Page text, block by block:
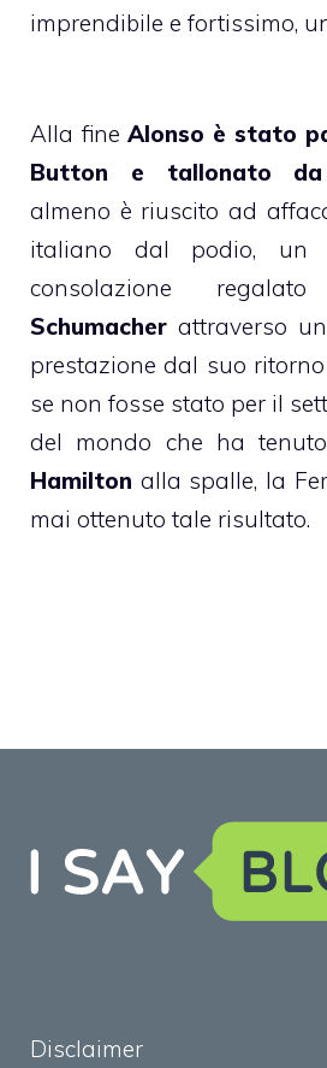
imprendibile e fortissimo,
Alla fine Alonso è stato
Button e tallonato da
almeno è riuscito ad
italiano dal podio, un
consolazione
Schumacher attraverso
prestazione dal suo
se non fosse stato per il
del mondo che ha
Hamilton alla spalle, la
mai ottenuto tale risultato.
Disclaimer